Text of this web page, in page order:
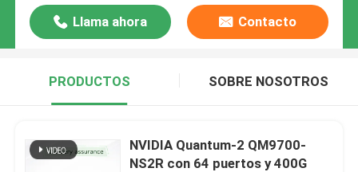
Llama ahora Contacto
PRODUCTOS SOBRE NOSOTROS
NVIDIA Quantum-2 QM9700-
NS2R con 64 puertos y 400G